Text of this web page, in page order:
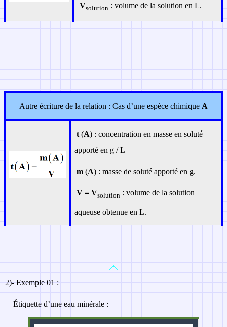
Vsolution : volume de la solution en L.
Autre écriture de la relation : Cas d’une espèce chimique A
t(A) : concentration en masse en soluté
apporté en g / L
m (A) : masse de soluté apporté en g.
V = Vsolution : volume de la solution
aqueuse obtenue en L.
2)- Exemple 01 :
– Étiquette d’une eau minérale :